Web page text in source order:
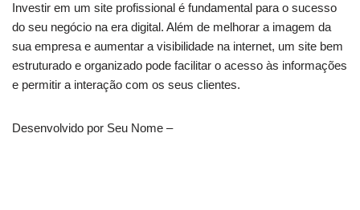
Investir em um site profissional é fundamental para o sucesso
do seu negócio na era digital. Além de melhorar a imagem da
sua empresa e aumentar a visibilidade na internet, um site bem
estruturado e organizado pode facilitar o acesso às informações
e permitir a interação com os seus clientes.
Desenvolvido por Seu Nome –